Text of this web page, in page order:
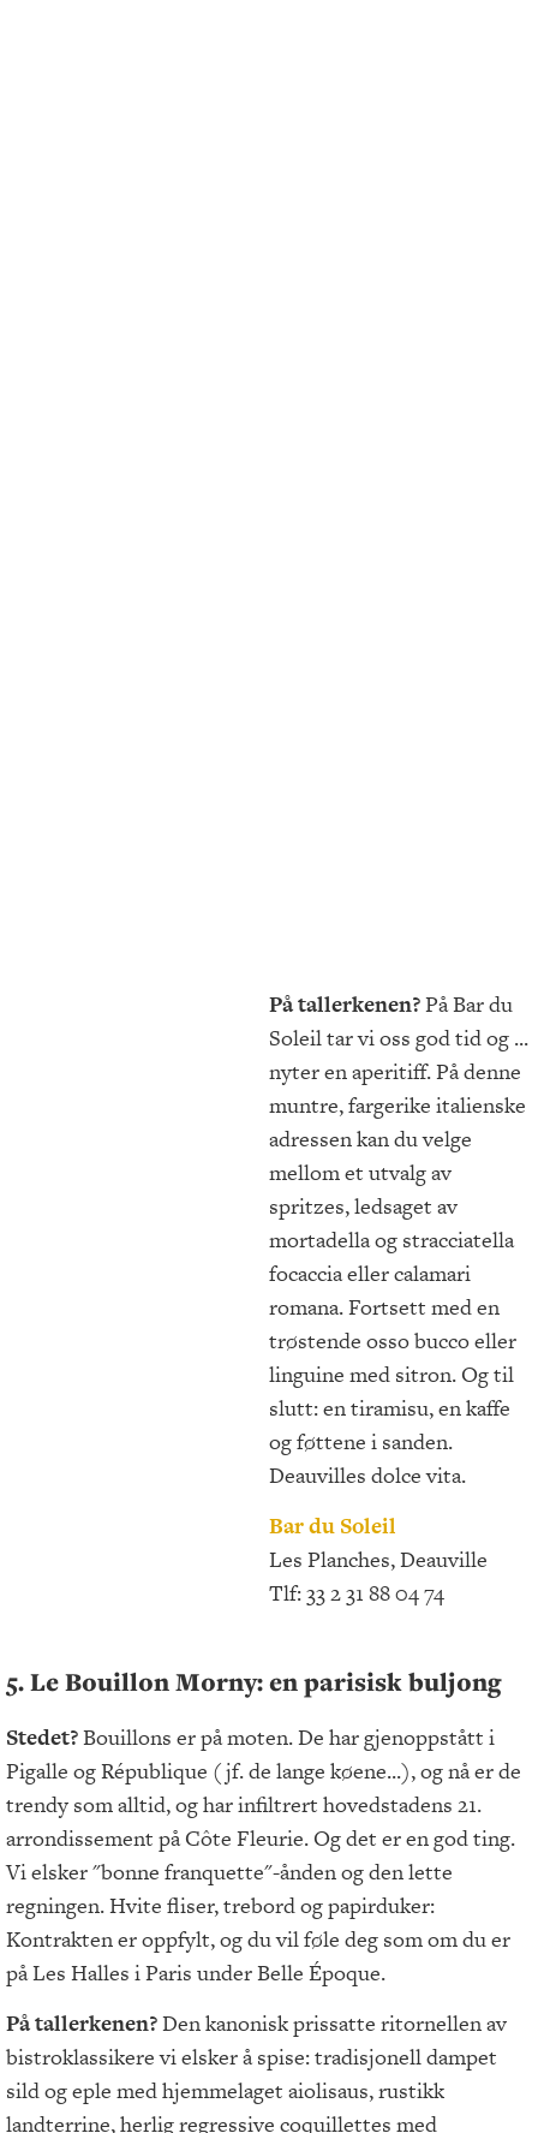
På tallerkenen?På Bar du
Soleil tar vi oss god tid og ...
nyter en aperitiff. På denne
muntre, fargerike italienske
adressen kan du velge
mellom et utvalg av
spritzes, ledsaget av
mortadella og stracciatella
focaccia eller calamari
romana. Fortsett med en
trøstende osso bucco eller
linguine med sitron. Og til
slutt: en tiramisu, en kaffe
og føttene i sanden.
Deauvilles dolce vita.
Bar du Soleil
Les Planches, Deauville
Tlf: 33 2 31 88 04 74
5. Le Bouillon Morny: en parisisk buljong
Stedet?Bouillons er på moten. De har gjenoppstått i
Pigalle og République (jf. de lange køene...), og nå er de
trendy som alltid, og har infiltrert hovedstadens 21.
arrondissement på Côte Fleurie. Og det er en god ting.
Vi elsker "bonne franquette"-ånden og den lette
regningen. Hvite fliser, trebord og papirduker:
Kontrakten er oppfylt, og du vil føle deg som om du er
på Les Halles i Paris under Belle Époque.
På tallerkenen?Den kanonisk prissatte ritornellen av
bistroklassikere vi elsker å spise: tradisjonell dampet
sild og eple med hjemmelaget aiolisaus, rustikk
landterrine, herlig regressive coquillettes med